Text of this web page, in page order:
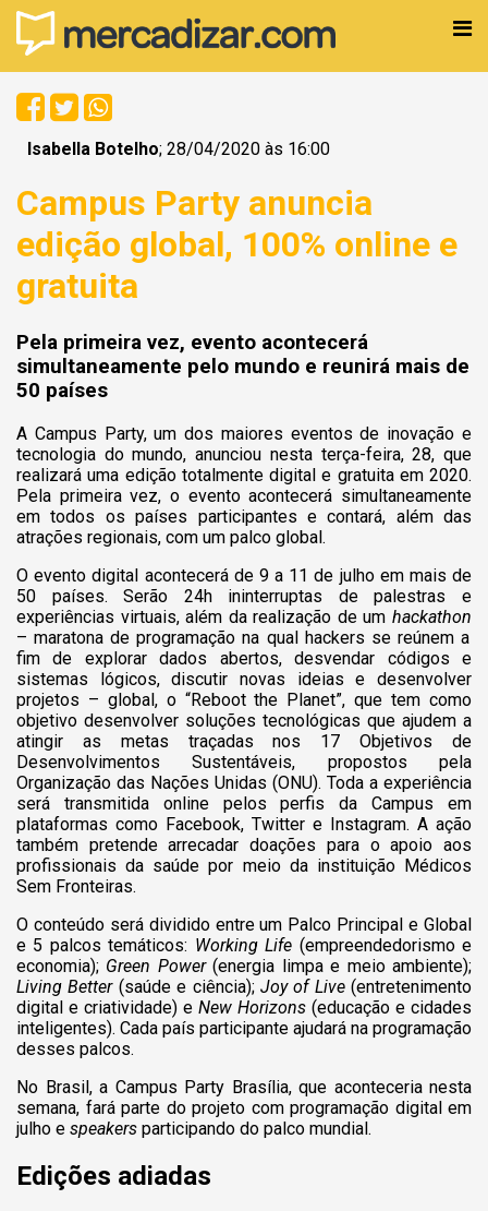
Isabella Botelho; 28/04/2020 às 16:00
Campus Party anuncia
edição global, 100% online e
gratuita
Pela primeira vez, evento acontecerá
simultaneamente pelo mundo e reunirá mais de
50 países
A Campus Party, um dos maiores eventos de inovação e
tecnologia do mundo, anunciou nesta terça-feira, 28, que
realizará uma edição totalmente digital e gratuita em 2020.
Pela primeira vez, o evento acontecerá simultaneamente
em todos os países participantes e contará, além das
atrações regionais, com um palco global.
O evento digital acontecerá de 9 a 11 de julho em mais de
50 países. Serão 24h ininterruptas de palestras e
experiências virtuais, além da realização de um hackathon
–maratona de programação na qual hackers se reúnem a
fim de explorar dados abertos, desvendar códigos e
sistemas lógicos, discutir novas ideias e desenvolver
projetos – global, o “Reboot the Planet”, que tem como
objetivo desenvolver soluções tecnológicas que ajudem a
atingir as metas traçadas nos 17 Objetivos de
Desenvolvimentos Sustentáveis, propostos pela
Organização das Nações Unidas (ONU). Toda a experiência
será transmitida online pelos perfis da Campus em
plataformas como Facebook, Twitter e Instagram. A ação
também pretende arrecadar doações para o apoio aos
profissionais da saúde por meio da instituição Médicos
Sem Fronteiras.
O conteúdo será dividido entre um Palco Principal e Global
e 5 palcos temáticos: Working Life (empreendedorismo e
economia); Green Power(energia limpa e meio ambiente);
Living Better(saúde e ciência); Joy of Live(entretenimento
digital e criatividade) e New Horizons (educação e cidades
inteligentes). Cada país participante ajudará na programação
desses palcos.
No Brasil, a Campus Party Brasília, que aconteceria nesta
semana, fará parte do projeto com programação digital em
julho e speakers participando do palco mundial.
Edições adiadas